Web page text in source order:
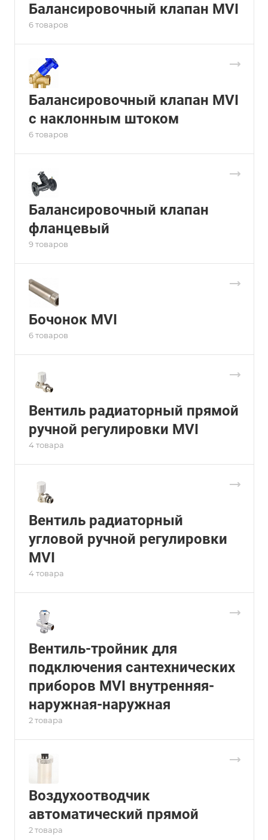
Балансировочный клапан MVI
6 товаров
Балансировочный клапан MVI
с наклонным штоком
6 товаров
Балансировочный клапан
фланцевый
9 товаров
Бочонок MVI
6 товаров
Вентиль радиаторный прямой
ручной регулировки MVI
4 товара
Вентиль радиаторный
угловой ручной регулировки
MVI
4 товара
Вентиль-тройник для
подключения сантехнических
приборов MVI внутренняя-
наружная-наружная
2 товара
Воздухоотводчик
автоматический прямой
2 товара